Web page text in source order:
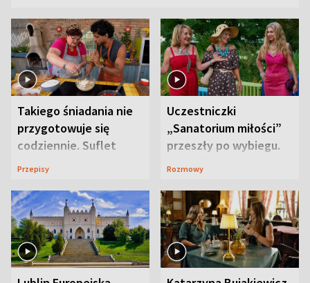
Takiego śniadania nie
przygotowuje się
codziennie. Suflet
serowy zachwyca
Przepisy
Uczestniczki
„Sanatorium miłości”
przeszły po wybiegu.
Te stylizacje
Rozmowy